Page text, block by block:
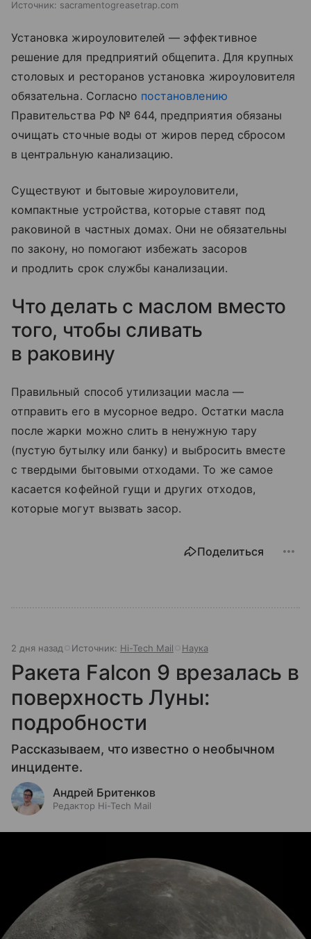
Источник: sacramentogreasetrap.com
Установка жироуловителей — эффективное
решение для предприятий общепита. Для крупных
столовых и ресторанов установка жироуловителя
обязательна. Согласно постановлению
Правительства РФ № 644, предприятия обязаны
очищать сточные воды от жиров перед сбросом
в центральную канализацию.
Существуют и бытовые жироуловители,
компактные устройства, которые ставят под
раковиной в частных домах. Они не обязательны
по закону, но помогают избежать засоров
и продлить срок службы канализации.
Что делать с маслом вместо
того, чтобы сливать
в раковину
Правильный способ утилизации масла —
отправить его в мусорное ведро. Остатки масла
после жарки можно слить в ненужную тару
(пустую бутылку или банку) и выбросить вместе
с твердыми бытовыми отходами. То же самое
касается кофейной гущи и других отходов,
которые могут вызвать засор.
Поделиться
2 дня назад Источник: Hi-Tech Mail Наука
Ракета Falcon 9 врезалась в
поверхность Луны:
подробности
Рассказываем, что известно о необычном
инциденте.
Андрей Бритенков
Редактор Hi-Tech Mail